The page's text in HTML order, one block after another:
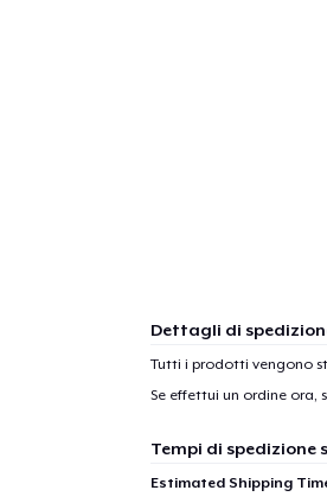
Dettagli di
Tutti i prodotti vengono
Se effettui un ordine ora,
Tempi di spedizione
Estimated Shipping